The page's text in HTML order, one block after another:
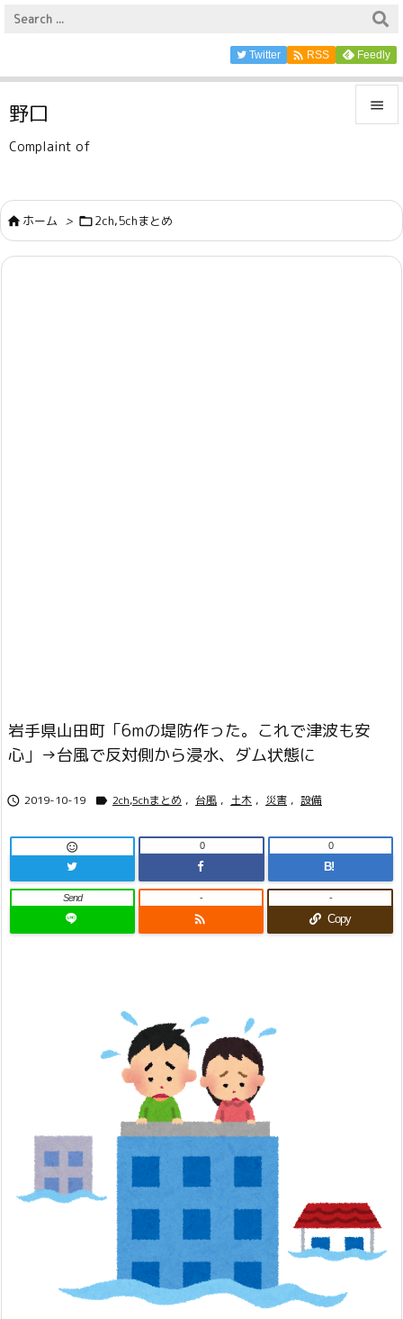

サイド

前へ
Twitter  RSS Feedly
野口
Complaint of
ホーム > 2ch,5chまとめ
岩手県山田町「6mの堤防作った。これで津波も安
心」→台風で反対側から浸水、ダム状態に
 2019-10-19  2ch,5chまとめ , 台風 , 土木 , 災害 , 設備
 0
B!
0
Send

-
Copy
-